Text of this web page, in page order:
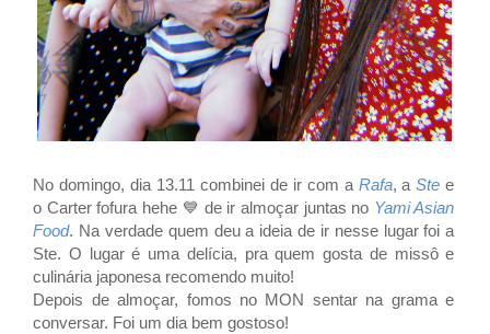
No domingo, dia 13.11 combinei de ir com a Rafa, aSte e
o Carter fofura hehe 💙 de ir almoçar juntas no Yami Asian
Food. Na verdade quem deu a ideia de ir nesse lugar foi a
Ste. O lugar é uma delícia, pra quem gosta de missô e
culinária japonesa recomendo muito!
Depois de almoçar, fomos no MON sentar na grama e
conversar. Foi um dia bem gostoso!